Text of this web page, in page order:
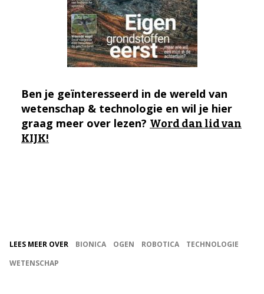
Ben je geïnteresseerd in de wereld van
wetenschap & technologie en wil je hier
graag meer over lezen? Word dan lid van
KIJK!
LEES MEER OVER BIONICA OGEN ROBOTICA
TECHNOLOGIE
WETENSCHAP